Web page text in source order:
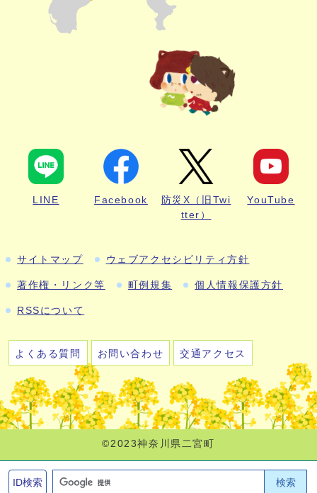
ID検索 検索
LINE Facebook
防災X（旧Twi
tter）
YouTube
サイトマップ ウェブアクセシビリティ方針
著作権・リンク等 町例規集 個人情報保護方針
RSSについて
よくある質問 お問い合わせ 交通アクセス
©2023神奈川県二宮町